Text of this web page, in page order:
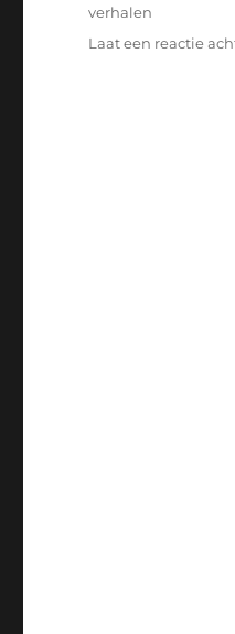
verhalen
Laat een reactie